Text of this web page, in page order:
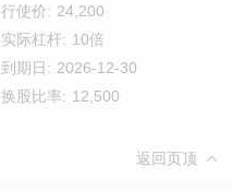
行使价: 24,200
实际杠杆: 10倍
到期日: 2026-12-30
换股比率: 12,500
返回页顶